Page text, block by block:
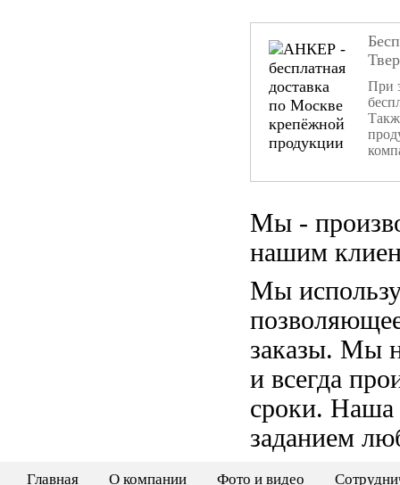
При
Мы -
нашим
Мы
заказы. Мы
и всегда
сроки. Наша
заданием
Главная О компании Фото и видео